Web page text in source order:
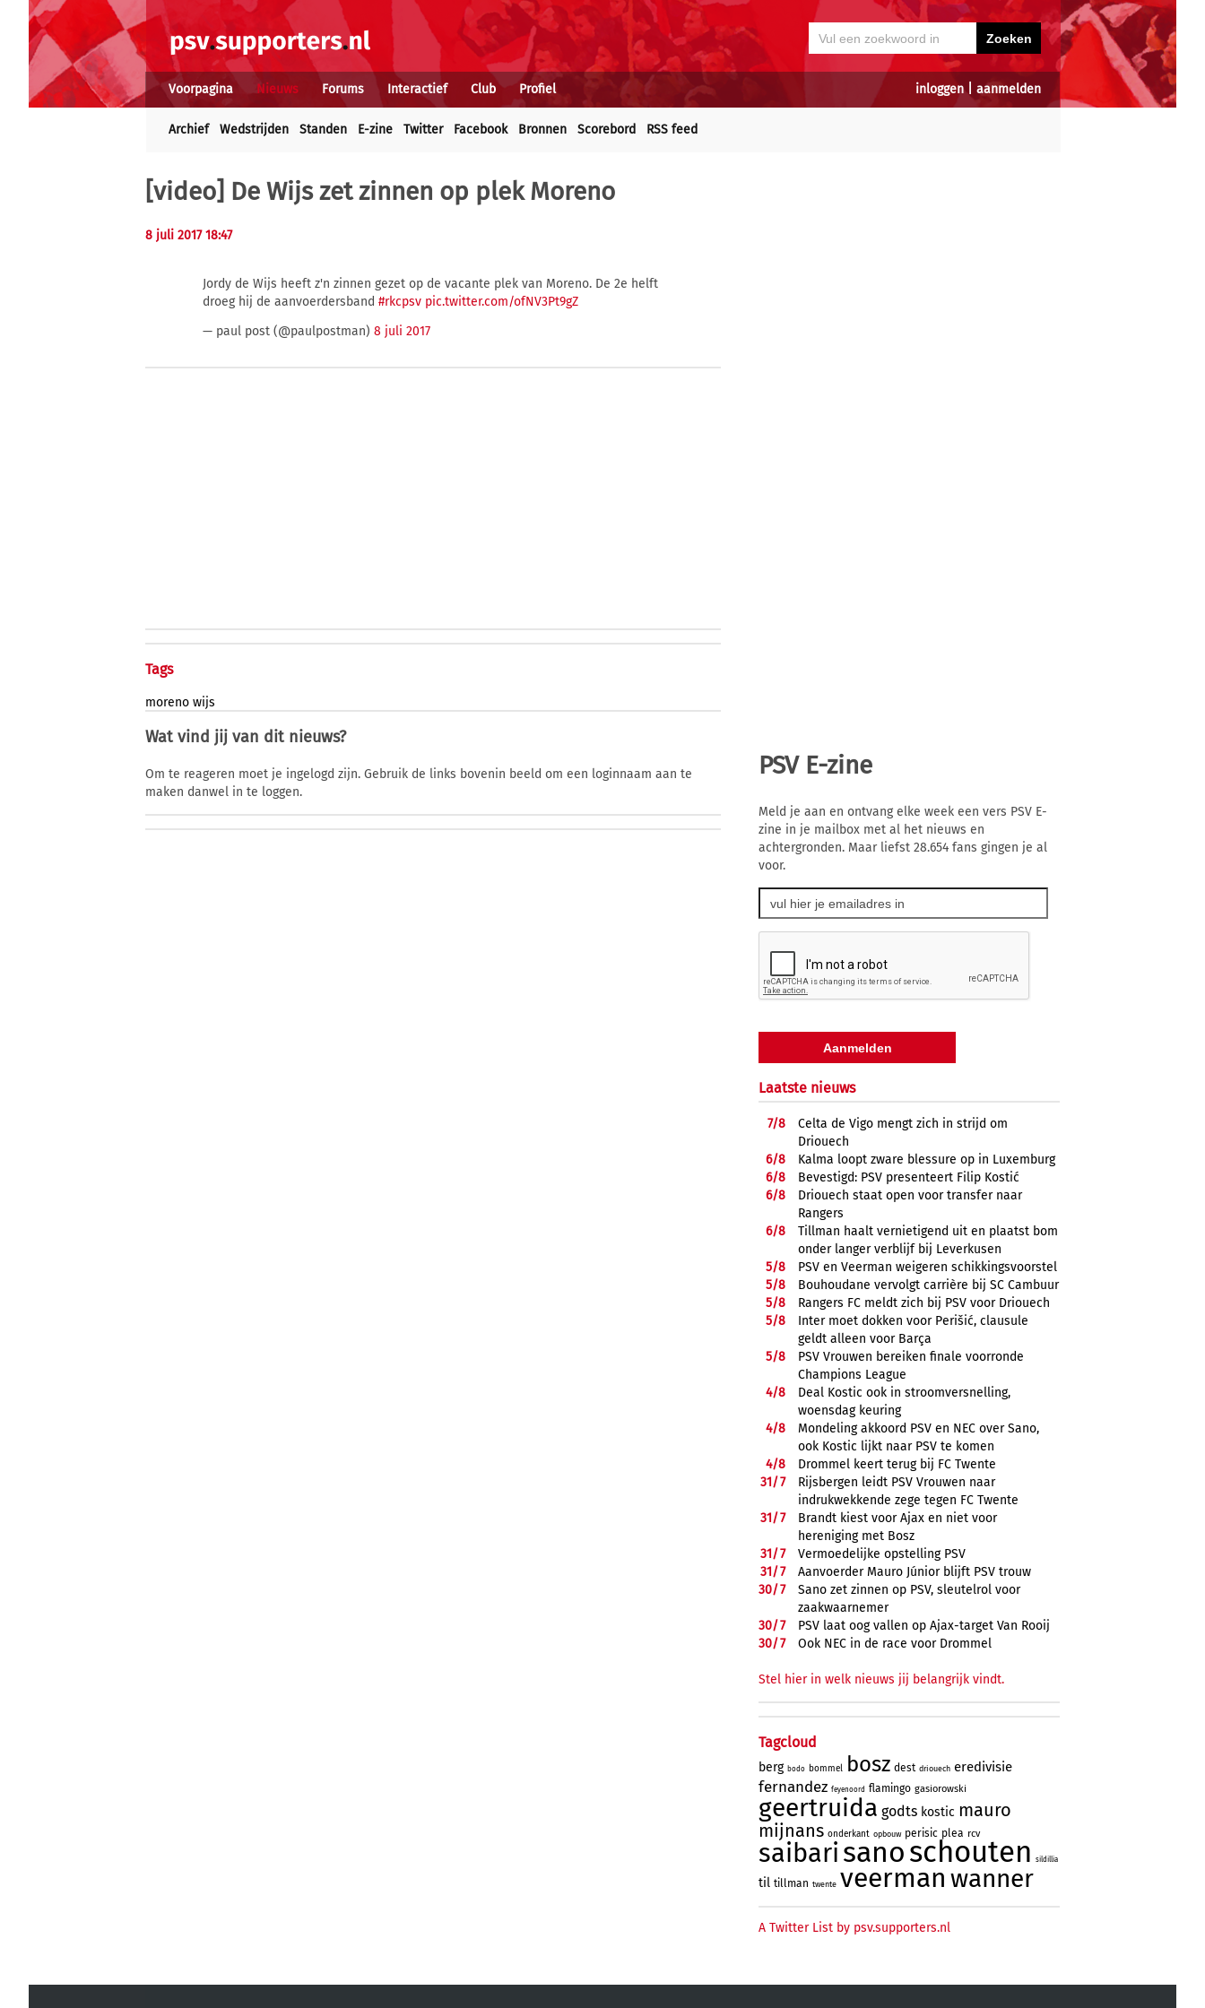
inloggen| aanmelden
Voorpagina Nieuws Forums Interactief Club Profiel
Archief Wedstrijden Standen E-zine Twitter Facebook Bronnen Scorebord RSS feed
[video] De Wijs zet zinnen op plek Moreno
8 juli 2017 18:47
Jordy de Wijs heeft z'n zinnen gezet op de vacante plek van Moreno. De 2e helft
droeg hij de aanvoerdersband#rkcpsv pic.twitter.com/ofNV3Pt9gZ
— paul post (@paulpostman)8 juli 2017
Tags
moreno wijs
Wat vind jij van dit nieuws?
Om te reageren moet je ingelogd zijn. Gebruik de links bovenin beeld om een loginnaam aan te
maken danwel in te loggen.
PSV E-zine
Meld je aan en ontvang elke week een vers PSV E-
zine in je mailbox met al het nieuws en
achtergronden. Maar liefst 28.654 fans gingen je al
voor.
Laatste nieuws
7/8
Celta de Vigo mengt zich in strijd om
Driouech
6/8
Kalma loopt zware blessure op in Luxemburg
6/8
Bevestigd: PSV presenteert Filip Kostić
6/8
Driouech staat open voor transfer naar
Rangers
6/8
Tillman haalt vernietigend uit en plaatst bom
onder langer verblijf bij Leverkusen
5/8
PSV en Veerman weigeren schikkingsvoorstel
5/8
Bouhoudane vervolgt carrière bij SC Cambuur
5/8
Rangers FC meldt zich bij PSV voor Driouech
5/8
Inter moet dokken voor Perišić, clausule
geldt alleen voor Barça
5/8
PSV Vrouwen bereiken finale voorronde
Champions League
4/8
Deal Kostic ook in stroomversnelling,
woensdag keuring
4/8
Mondeling akkoord PSV en NEC over Sano,
ook Kostic lijkt naar PSV te komen
4/8
Drommel keert terug bij FC Twente
31/7
Rijsbergen leidt PSV Vrouwen naar
indrukwekkende zege tegen FC Twente
31/7
Brandt kiest voor Ajax en niet voor
hereniging met Bosz
31/7
Vermoedelijke opstelling PSV
31/7
Aanvoerder Mauro Júnior blijft PSV trouw
30/7
Sano zet zinnen op PSV, sleutelrol voor
zaakwaarnemer
30/7
PSV laat oog vallen op Ajax-target Van Rooij
30/7 Ook NEC in de race voor Drommel
Stel hier in welk nieuws jij belangrijk vindt.
Tagcloud
berg bodo bommel bosz dest driouech eredivisie
fernandez feyenoord flamingo gasiorowski
geertruida godts kostic mauro
mijnans onderkant opbouw perisic plea rcv
saibari sanoschouten sildillia
til tillman twente veerman wanner
A Twitter List by psv.supporters.nl